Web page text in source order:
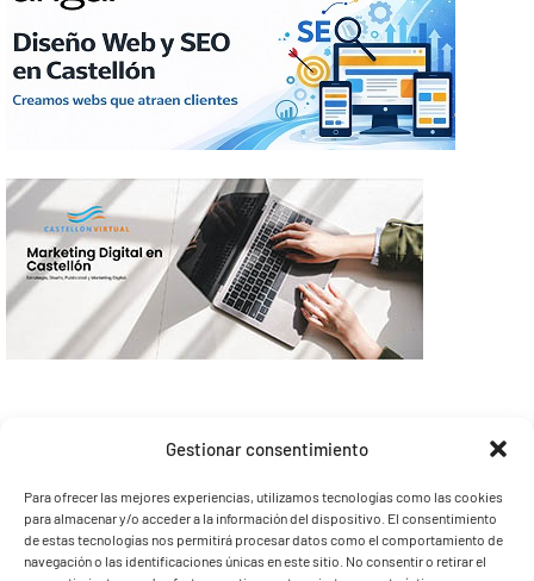
Gestionar consentimiento
Para ofrecer las mejores experiencias, utilizamos tecnologías como las cookies
para almacenar y/o acceder a la información del dispositivo. El consentimiento
de estas tecnologías nos permitirá procesar datos como el comportamiento de
navegación o las identificaciones únicas en este sitio. No consentir o retirar el